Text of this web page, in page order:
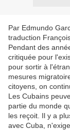
Par Edmundo
traduction
Pendant des
critiquée pour
pour sortir à
mesures
citoyens, on
Les Cubains
partie du monde
les reçoit. Il y a
avec Cuba,